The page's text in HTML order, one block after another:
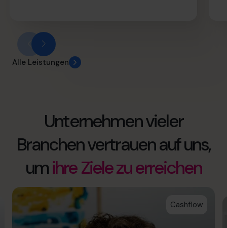
Alle Leistungen
Unternehmen vieler
Branchen vertrauen auf uns,
umihre Ziele zu erreichen
Cashflow